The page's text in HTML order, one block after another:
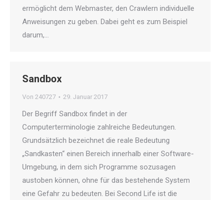
ermöglicht dem Webmaster, den Crawlern individuelle
Anweisungen zu geben. Dabei geht es zum Beispiel
darum,…
Sandbox
Von 240727 29. Januar 2017
Der Begriff Sandbox findet in der
Computerterminologie zahlreiche Bedeutungen.
Grundsätzlich bezeichnet die reale Bedeutung
„Sandkasten“ einen Bereich innerhalb einer Software-
Umgebung, in dem sich Programme sozusagen
austoben können, ohne für das bestehende System
eine Gefahr zu bedeuten. Bei Second Life ist die